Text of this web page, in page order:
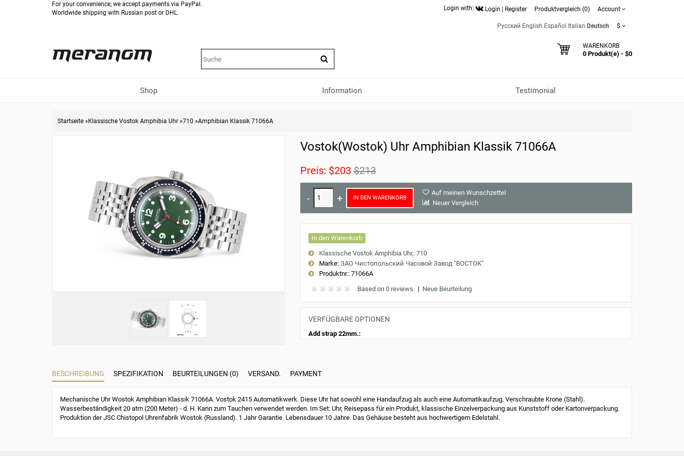
For your convenience, we accept payments via PayPal.
Worldwide shipping with Russian post or DHL.
Login with: Login Register Produktvergleich (0) Account
Русский English Español Italian Deutsch $
WARENKORB
0 Produkt(e) - $0
Shop Information Testimonial
Startseite » Klassische Vostok Amphibia Uhr »710 »Amphibian Klassik 71066A
Vostok(Wostok) Uhr Amphibian Klassik 71066A
Preis: $203 $213
IN DEN WARENKORB
Auf meinen Wunschzettel
Neuer Vergleich
In den Warenkorb
Klassische Vostok Amphibia Uhr 710
Marke: ЗАО Чистопольский Часовой Завод "ВОСТОК"
Produktnr.:71066A
Based on 0 reviews.| Neue Beurteilung
VERFÜGBARE OPTIONEN
Add strap 22mm.:
BESCHREIBUNG SPEZIFIKATION BEURTEILUNGEN (0) VERSAND. PAYMENT
Mechanische Uhr Wostok Amphibian Klassik 71066A. Vostok 2415 Automatikwerk. Diese Uhr hat sowohl eine Handaufzug als auch eine Automatikaufzug. Verschraubte Krone (Stahl).
Wasserbeständigkeit 20 atm (200 Meter) - d. H. Kann zum Tauchen verwendet werden. Im Set: Uhr, Reisepass für ein Produkt, klassische Einzelverpackung aus Kunststoff oder Kartonverpackung.
Produktion der JSC Chistopol Uhrenfabrik Wostok (Russland). 1 Jahr Garantie. Lebensdauer 10 Jahre. Das Gehäuse besteht aus hochwertigem Edelstahl.